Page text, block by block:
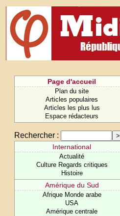
Page d'accueil
Plan du site
Articles populaires
Articles les plus lus
Espace rédacteurs
Rechercher :
International
Actualité
Culture Regards critiques
Histoire
Amérique du Sud
Afrique Monde arabe
USA
Amérique centrale